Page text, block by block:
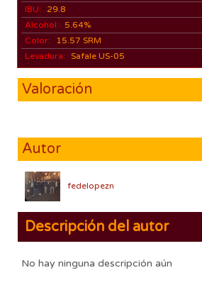
IBU:
29.8
Alcohol:
5.64%
Color:
15.57 SRM
Levadura:
Safale US-05
Valoración
Autor
fedelopezn
Descripción del autor
No hay ninguna descripción aún